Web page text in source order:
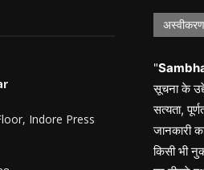
Indore Press
"
सूचना के
सत्यता,
जानकारी
किसी भी